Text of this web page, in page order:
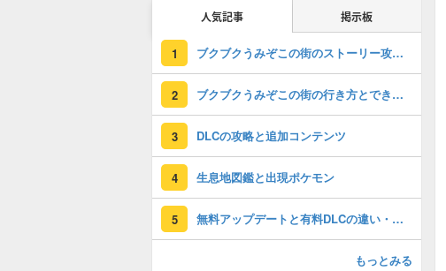
人気記事 掲示板
1 ブクブクうみぞこの街のストーリー攻略・DLC第1弾
2 ブクブクうみぞこの街の行き方とできること
3 DLCの攻略と追加コンテンツ
4 生息地図鑑と出現ポケモン
5 無料アップデートと有料DLCの違い・できること
もっとみる